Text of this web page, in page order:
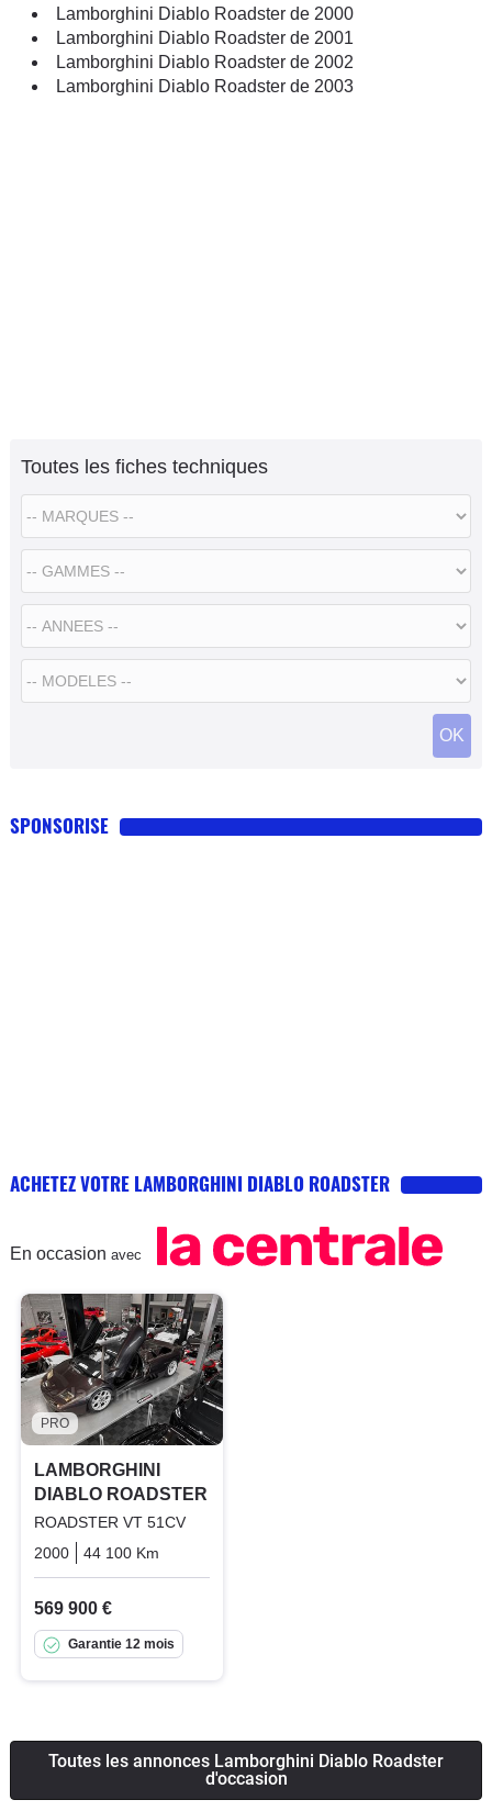
Lamborghini Diablo Roadster de 2000
Lamborghini Diablo Roadster de 2001
Lamborghini Diablo Roadster de 2002
Lamborghini Diablo Roadster de 2003
Toutes les fiches techniques
SPONSORISE
ACHETEZ VOTRE LAMBORGHINI DIABLO ROADSTER
En occasion avec
PRO
LAMBORGHINI
DIABLO ROADSTER
ROADSTER VT 51CV
2000
44 100 Km
569 900 €
Garantie 12 mois
Toutes les annonces Lamborghini Diablo Roadster
d'occasion